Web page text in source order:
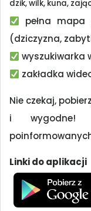
dzik, wilk, kuna,
pełna mapa
(dziczyzna,
wyszukiwarka
zakładka
Nie czekaj,
i wygodne!
Linki do aplikacji